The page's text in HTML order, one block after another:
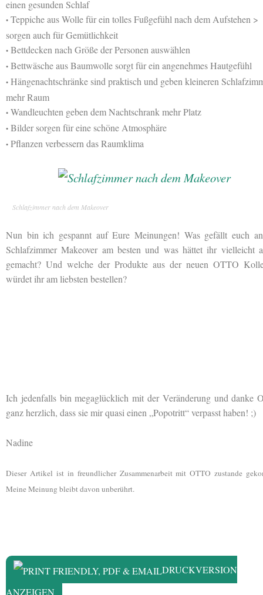
einen gesunden Schlaf
• Teppiche aus Wolle für ein tolles Fußgefühl nach dem Aufstehen >
sorgen auch für Gemütlichkeit
• Bettdecken nach Größe der Personen auswählen
• Bettwäsche aus Baumwolle sorgt für ein angenehmes Hautgefühl
• Hängenachtschränke sind praktisch und geben kleineren
mehr Raum
• Wandleuchten geben dem Nachtschrank mehr Platz
• Bilder sorgen für eine schöne Atmosphäre
• Pflanzen verbessern das Raumklima
Schlafzimmer nach dem Makeover
Nun bin ich gespannt auf Eure Meinungen! Was gefällt euch
Schlafzimmer Makeover am besten und was hättet ihr vielleicht
gemacht? Und welche der Produkte aus der neuen OTTO
würdet ihr am liebsten bestellen?
Ich jedenfalls bin megaglücklich mit der Veränderung und danke
ganz herzlich, dass sie mir quasi einen „Popotritt“ verpasst haben! ;)
Nadine
Dieser Artikel ist in freundlicher Zusammenarbeit mit OTTO zustande
Meine Meinung bleibt davon unberührt.
DRUCKVERSION
ANZEIGEN